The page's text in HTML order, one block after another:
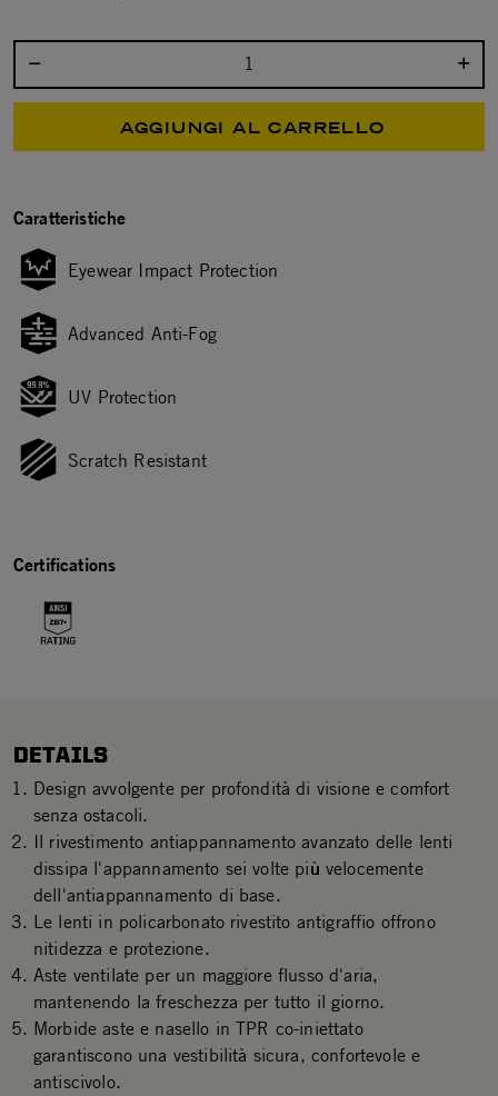
AGGIUNGI AL CARRELLO
Caratteristiche
Eyewear Impact Protection
Advanced Anti-Fog
UV Protection
Scratch Resistant
Certifications
DETAILS
Design avvolgente per profondità di visione e comfort
senza ostacoli.
Il rivestimento antiappannamento avanzato delle lenti
dissipa l'appannamento sei volte più velocemente
dell'antiappannamento di base.
Le lenti in policarbonato rivestito antigraffio offrono
nitidezza e protezione.
Aste ventilate per un maggiore flusso d'aria,
mantenendo la freschezza per tutto il giorno.
Morbide aste e nasello in TPR co-iniettato
garantiscono una vestibilità sicura, confortevole e
antiscivolo.